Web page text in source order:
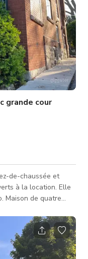
grande cour
de-chaussée et
à la location. Elle
plombé Sol d'origine
le salon et la salle
(non fonctionnelle)
des arbres matures.